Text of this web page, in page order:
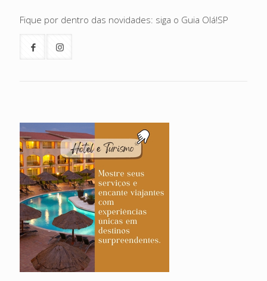
Fique por dentro das novidades: siga o Guia Olá!SP